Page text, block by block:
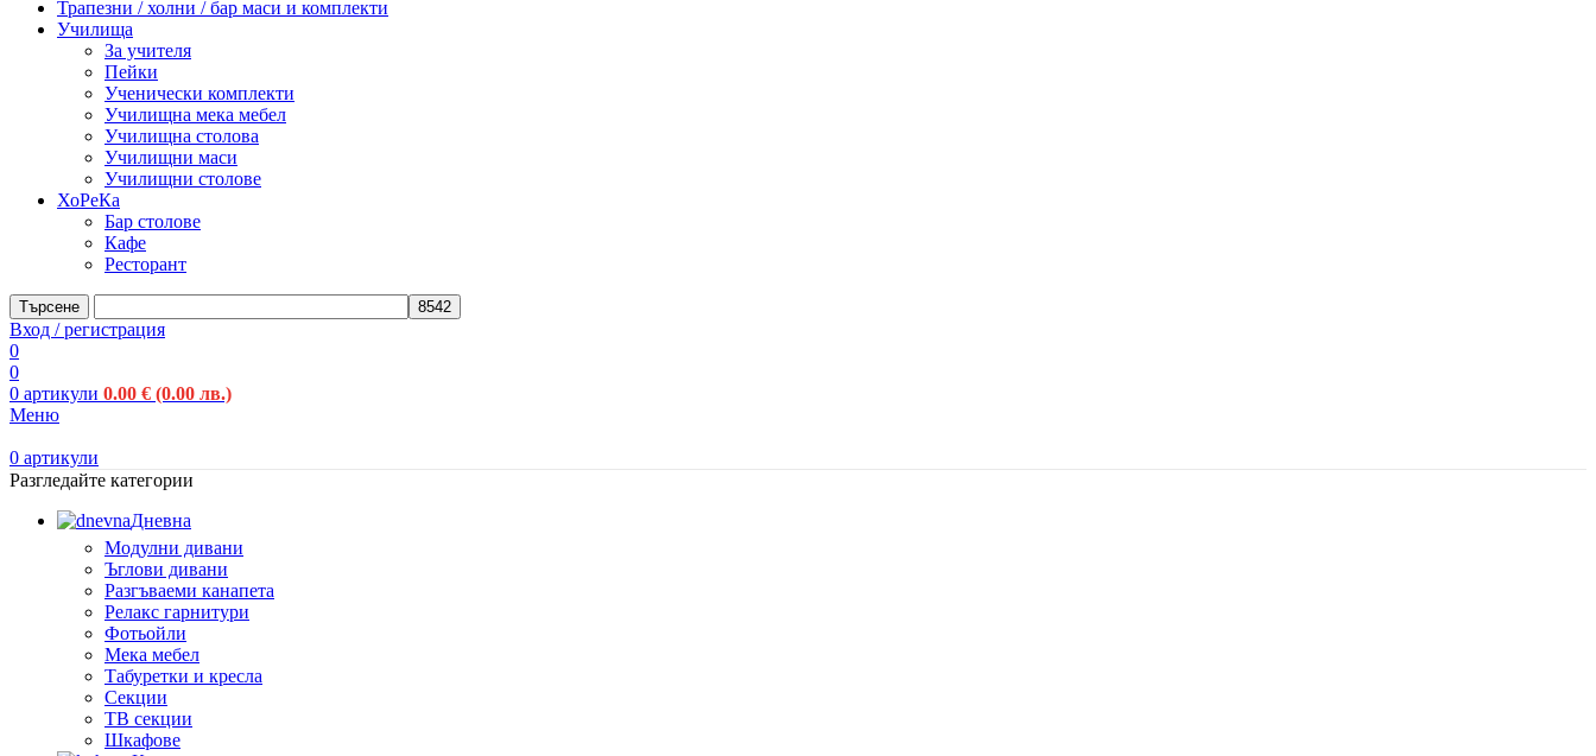
Трапезни / холни / бар маси и комплекти
Училища
За учителя
Пейки
Ученически комплекти
Училищна мека мебел
Училищна столова
Училищни маси
Училищни столове
ХоРеКа
Бар столове
Кафе
Ресторант
Търсене
Вход / регистрация
0
0
0 артикули 0.00 € (0.00 лв.)
Меню
0 артикули
Разгледайте категории
Дневна
Модулни дивани
Ъглови дивани
Разгъваеми канапета
Релакс гарнитури
Фотьойли
Мека мебел
Табуретки и кресла
Секции
ТВ секции
Шкафове